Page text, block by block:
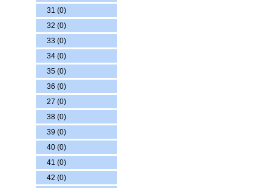
31 (0)
32 (0)
33 (0)
34 (0)
35 (0)
36 (0)
27 (0)
38 (0)
39 (0)
40 (0)
41 (0)
42 (0)